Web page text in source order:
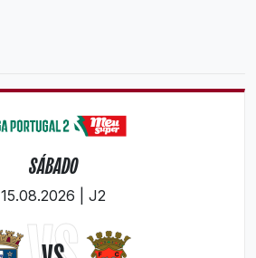
SÁBADO
15.08.2026 | J2